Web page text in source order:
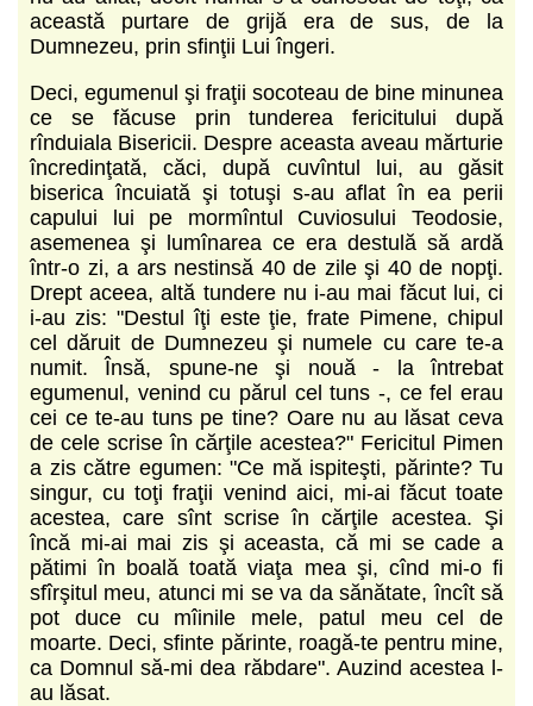
această purtare de grijă era de sus, de la
Dumnezeu, prin sfinţii Lui îngeri.
Deci, egumenul şi fraţii socoteau de bine minunea
ce se făcuse prin tunderea fericitului după
rînduiala Bisericii. Despre aceasta aveau mărturie
încredinţată, căci, după cuvîntul lui, au găsit
biserica încuiată şi totuşi s-au aflat în ea perii
capului lui pe mormîntul Cuviosului Teodosie,
asemenea şi lumînarea ce era destulă să ardă
într-o zi, a ars nestinsă 40 de zile şi 40 de nopţi.
Drept aceea, altă tundere nu i-au mai făcut lui, ci
i-au zis: "Destul îţi este ţie, frate Pimene, chipul
cel dăruit de Dumnezeu şi numele cu care te-a
numit. Însă, spune-ne şi nouă - la întrebat
egumenul, venind cu părul cel tuns -, ce fel erau
cei ce te-au tuns pe tine? Oare nu au lăsat ceva
de cele scrise în cărţile acestea?" Fericitul Pimen
a zis către egumen: "Ce mă ispiteşti, părinte? Tu
singur, cu toţi fraţii venind aici, mi-ai făcut toate
acestea, care sînt scrise în cărţile acestea. Şi
încă mi-ai mai zis şi aceasta, că mi se cade a
pătimi în boală toată viaţa mea şi, cînd mi-o fi
sfîrşitul meu, atunci mi se va da sănătate, încît să
pot duce cu mîinile mele, patul meu cel de
moarte. Deci, sfinte părinte, roagă-te pentru mine,
ca Domnul să-mi dea răbdare". Auzind acestea l-
au lăsat.